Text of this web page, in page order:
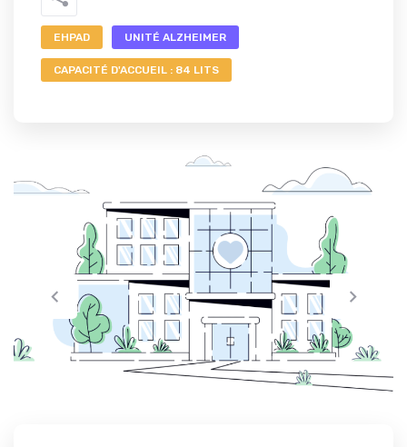
EHPAD UNITÉ ALZHEIMER
CAPACITÉ D'ACCUEIL : 84 LITS